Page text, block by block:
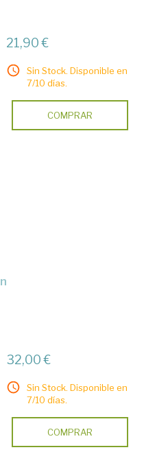
21,90 €
Sin Stock. Disponible en
7/10 días.
COMPRAR
32,00 €
Sin Stock. Disponible en
7/10 días.
COMPRAR